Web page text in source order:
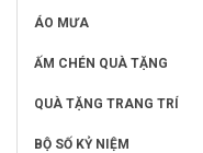
ÁO MƯA
ẤM CHÉN QUÀ TẶNG
QUÀ TẶNG TRANG TRÍ
BỘ SỐ KỶ NIỆM